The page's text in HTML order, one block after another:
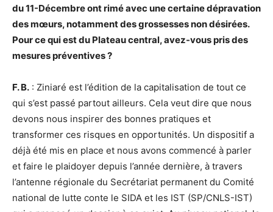
du 11-Décembre ont rimé avec une certaine dépravation
des mœurs, notamment des grossesses non désirées.
Pour ce qui est du Plateau central, avez-vous pris des
mesures préventives ?
F. B. : Ziniaré est l’édition de la capitalisation de tout ce
qui s’est passé partout ailleurs. Cela veut dire que nous
devons nous inspirer des bonnes pratiques et
transformer ces risques en opportunités. Un dispositif a
déjà été mis en place et nous avons commencé à parler
et faire le plaidoyer depuis l’année dernière, à travers
l’antenne régionale du Secrétariat permanent du Comité
national de lutte conte le SIDA et les IST (SP/CNLS-IST)